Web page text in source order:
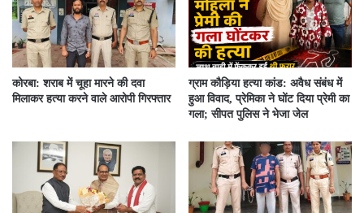
कोरबा: शराब में चूहा मारने की दवा
मिलाकर हत्या करने वाले आरोपी गिरफ्तार
ग्राम कौड़िया हत्या कांड: अवैध संबंध में
हुआ विवाद, प्रेमिका ने घोंट दिया प्रेमी का
गला; सीपत पुलिस ने भेजा जेल